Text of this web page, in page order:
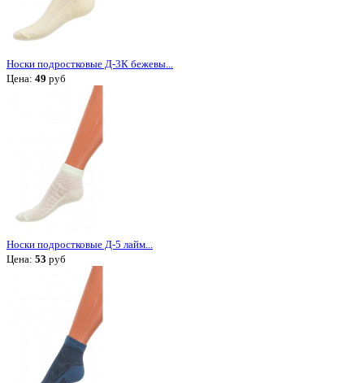
Носки подростковые Д-3К бежевы...
Цена: 49 руб
Носки подростковые Д-5 лайм...
Цена: 53 руб